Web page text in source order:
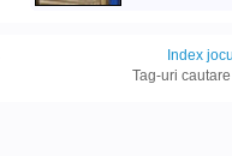
Index
Tag-uri